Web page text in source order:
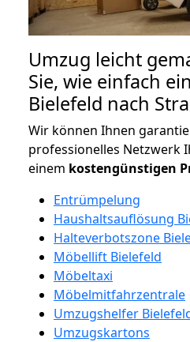
Umzug leicht
Sie, wie einfach
Bielefeld nach
Wir können Ihnen
professionelles Netzwerk
einem kostengünstigen
Entrümpelung
Haushaltsauflösung
Halteverbotszone
Möbellift Bielefeld
Möbeltaxi
Möbelmitfahrzentrale
Umzugshelfer
Umzugskartons